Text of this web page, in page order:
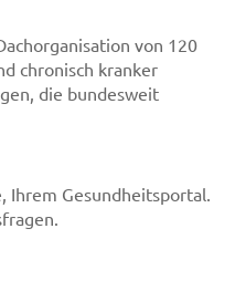
von 120
chronisch kranker
die bundesweit
Gesundheitsportal.